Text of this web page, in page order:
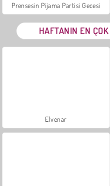
Prensesin Pijama Partisi Gecesi
HAFTANIN EN
Elvenar